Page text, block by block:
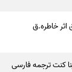
اثر خاطره.ق
کنت ترجمه فارسی